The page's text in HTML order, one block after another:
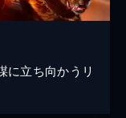
に立ち向かうリ